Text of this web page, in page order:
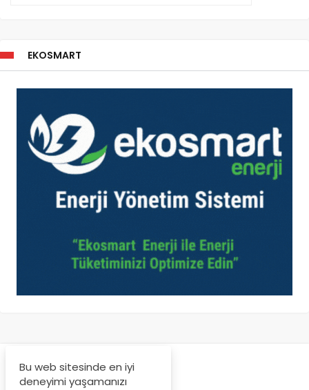
EKOSMART
Bu web sitesinde en iyi
deneyimi yaşamanızı